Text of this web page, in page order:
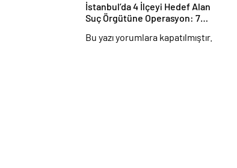
İstanbul’da 4 İlçeyi Hedef Alan
Suç Örgütüne Operasyon: 7
Bu yazı yorumlara kapatılmıştır.